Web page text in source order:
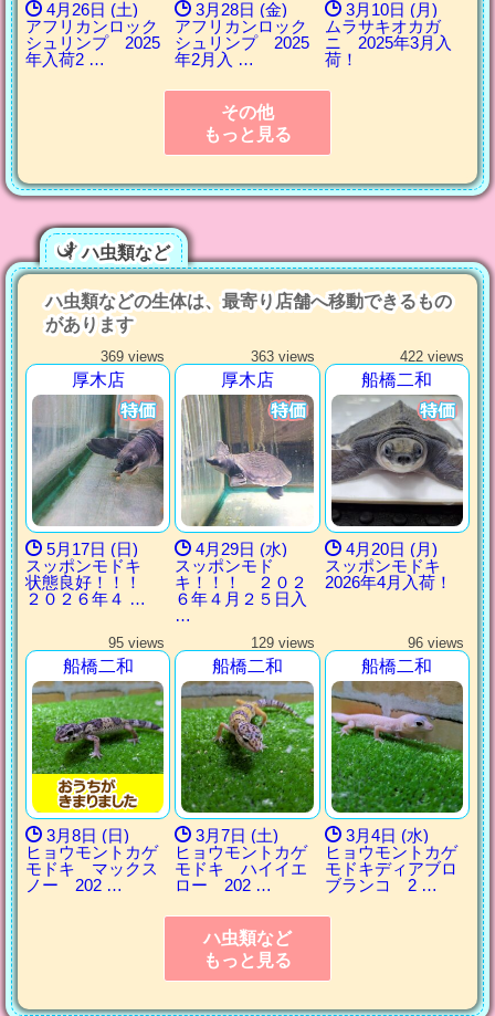
4月26日 (土)
アフリカンロック
シュリンプ 2025
年入荷2 …
3月28日 (金)
アフリカンロック
シュリンプ 2025
年2月入 …
3月10日 (月)
ムラサキオカガ
ニ 2025年3月入
荷！
その他
もっと見る
ハ虫類など
ハ虫類などの生体は、最寄り店舗へ移動できるもの
があります
369 views
厚木店
5月17日 (日)
スッポンモドキ
状態良好！！！
２０２６年４ …
363 views
厚木店
4月29日 (水)
スッポンモド
キ！！！ ２０２
６年４月２５日入
…
422 views
船橋二和
4月20日 (月)
スッポンモドキ
2026年4月入荷！
95 views
船橋二和
3月8日 (日)
ヒョウモントカゲ
モドキ マックス
ノー 202 …
129 views
船橋二和
3月7日 (土)
ヒョウモントカゲ
モドキ ハイイエ
ロー 202 …
96 views
船橋二和
3月4日 (水)
ヒョウモントカゲ
モドキディアブロ
ブランコ 2 …
ハ虫類など
もっと見る